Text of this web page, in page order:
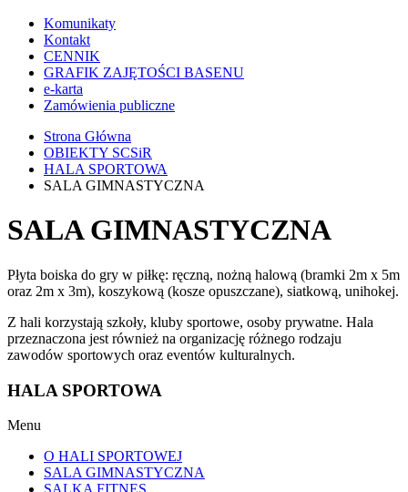
Komunikaty
Kontakt
CENNIK
GRAFIK ZAJĘTOŚCI BASENU
e-karta
Zamówienia publiczne
Strona Główna
OBIEKTY SCSiR
HALA SPORTOWA
SALA GIMNASTYCZNA
SALA GIMNASTYCZNA
Płyta boiska do gry w piłkę: ręczną, nożną halową (bramki 2m x 5m
oraz 2m x 3m), koszykową (kosze opuszczane), siatkową, unihokej.
Z hali korzystają szkoły, kluby sportowe, osoby prywatne. Hala
przeznaczona jest również na organizację różnego rodzaju
zawodów sportowych oraz eventów kulturalnych.
HALA SPORTOWA
Menu
O HALI SPORTOWEJ
SALA GIMNASTYCZNA